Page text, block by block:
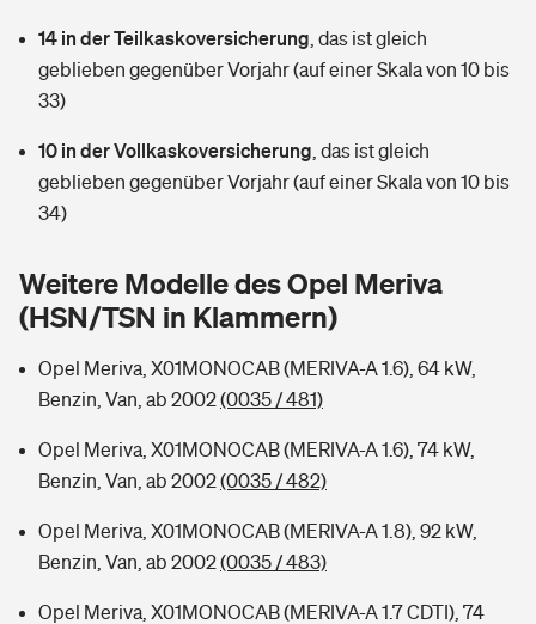
Sie haben Fragen?
Restkreditversicherung
Zur Übersicht
Tools
Wer versichert was: Jetzt Versicherer finden
Sie haben Fragen?
Hundehalter-Haftpflicht
Handyversicherung
Musikinstrumentenversicherung
Zur Übersicht
Tools
Kinderunfall-Check: Mehr Sicherheit für deine Kids
Typklassen: So ist Ihr Auto eingestuft
Tools
Wer versichert was: Jetzt Versicherer finden
Sie haben Fragen?
Rentenrechner: Wie viel Geld bekomme ich im Alter?
14 in der Teilkaskoversicherung das ist gleich
geblieben gegenüber Vorjahr (auf einer Skala von 10 bis
33)
10 in der Vollkaskoversicherung das ist gleich
geblieben gegenüber Vorjahr (auf einer Skala von 10 bis
34)
Weitere Modelle des Opel Meriva
(HSN/TSN in Klammern)
Opel Meriva, X01MONOCAB (MERIVA-A 1.6), 64 kW,
Benzin, Van, ab 2002(0035 / 481)
Opel Meriva, X01MONOCAB (MERIVA-A 1.6), 74 kW,
Benzin, Van, ab 2002(0035 / 482)
Opel Meriva, X01MONOCAB (MERIVA-A 1.8), 92 kW,
Benzin, Van, ab 2002(0035 / 483)
Opel Meriva, X01MONOCAB (MERIVA-A 1.7 CDTI), 74